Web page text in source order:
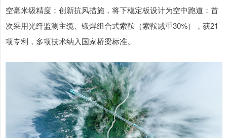
空毫米级精度；创新抗风措施，将下稳定板设计为空中跑道；首
次采用光纤监测主缆、锻焊组合式索鞍（索鞍减重30%），获21
项专利，多项技术纳入国家桥梁标准。